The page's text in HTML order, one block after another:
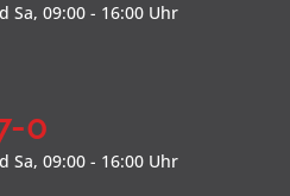
Sa, 09:00 - 16:00 Uhr
0
Sa, 09:00 - 16:00 Uhr